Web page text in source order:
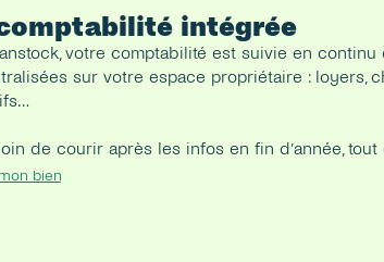
intégrée
votre comptabilité est suivie en
sur votre espace propriétaire : loyers,
de courir après les infos en fin d’année,
bien